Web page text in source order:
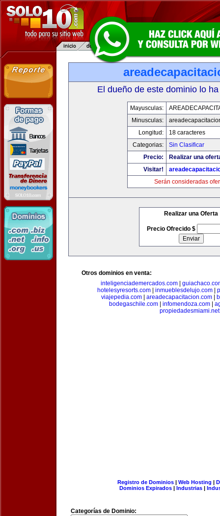
El dueño de este dominio lo
Mayusculas:
Minusculas:
Longitud:
18 caracteres
Categorias:
Sin Clasificar
Precio:
Realizar una
Visitar!
Serán consideradas
Realizar una Oferta
Precio Ofrecido $
Otros dominios en venta:
inteligenciademercados.com
hotelesyresorts.com
inmueblesdelujo.com
viajepedia.com| areadecapacitacion.com|
bodegaschile.com| infomendoza.com|
propiedadesmiami.net
Registro de Dominios| Web Hosting |
Dominios Expirados | Industrias |
Categorías de Dominio: